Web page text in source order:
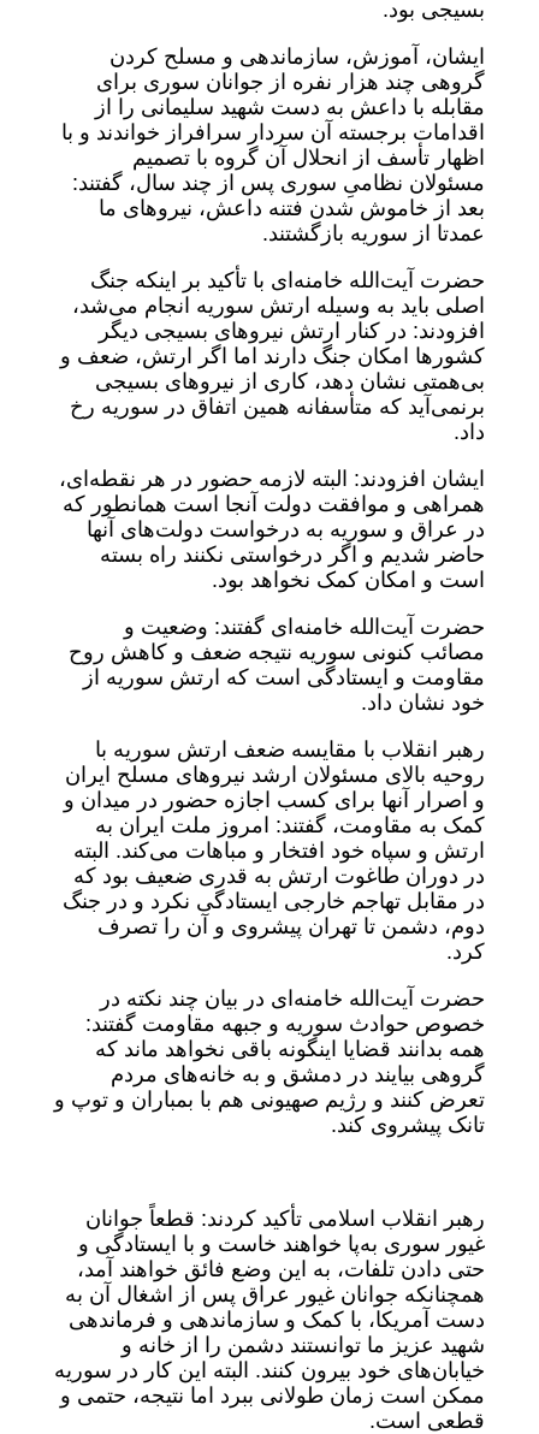
بسیجی بود.
ایشان، آموزش، سازماندهی و مسلح کردن
گروهی چند هزار نفره از جوانان سوری برای
مقابله با داعش به دست شهید سلیمانی را از
اقدامات برجسته آن سردار سرافراز خواندند و با
اظهار تأسف از انحلال آن گروه با تصمیم
مسئولان نظامیِ سوری پس از چند سال، گفتند:
بعد از خاموش شدن فتنه داعش، نیروهای ما
عمدتا از سوریه بازگشتند.
حضرت آیت‌الله خامنه‌ای با تأکید بر اینکه جنگ
اصلی باید به وسیله ارتش سوریه انجام می‌شد،
افزودند: در کنار ارتش نیروهای بسیجی دیگر
کشورها امکان جنگ دارند اما اگر ارتش، ضعف و
بی‌همتی نشان دهد، کاری از نیروهای بسیجی
برنمی‌آید که متأسفانه همین اتفاق در سوریه رخ
داد.
ایشان افزودند: البته لازمه حضور در هر نقطه‌ای،
همراهی و موافقت دولت آنجا است همانطور که
در عراق و سوریه به درخواست دولت‌های آنها
حاضر شدیم و اگر درخواستی نکنند راه بسته
است و امکان کمک نخواهد بود.
حضرت آیت‌الله خامنه‌ای گفتند: وضعیت و
مصائب کنونی سوریه نتیجه ضعف و کاهش روح
مقاومت و ایستادگی است که ارتش سوریه از
خود نشان داد.
رهبر انقلاب با مقایسه ضعف ارتش سوریه با
روحیه بالای مسئولان ارشد نیروهای مسلح ایران
و اصرار آنها برای کسب اجازه حضور در میدان و
کمک به مقاومت، گفتند: امروز ملت ایران به
ارتش و سپاه خود افتخار و مباهات می‌کند. البته
در دوران طاغوت ارتش به قدری ضعیف بود که
در مقابل تهاجم خارجی ایستادگی نکرد و در جنگ
دوم، دشمن تا تهران پیشروی و آن را تصرف
کرد.
حضرت آیت‌الله خامنه‌ای در بیان چند نکته در
خصوص حوادث سوریه و جبهه مقاومت گفتند:
همه بدانند قضایا اینگونه باقی نخواهد ماند که
گروهی بیایند در دمشق و به خانه‌های مردم
تعرض کنند و رژیم صهیونی هم با بمباران و توپ و
تانک پیشروی کند.
رهبر انقلاب اسلامی تأکید کردند: قطعاً جوانان
غیور سوری به‌پا خواهند خاست و با ایستادگی و
حتی دادن تلفات، به این وضع فائق خواهند آمد،
همچنانکه جوانان غیور عراق پس از اشغال آن به
دست آمریکا، با کمک و سازماندهی و فرماندهی
شهید عزیز ما توانستند دشمن را از خانه و
خیابان‌های خود بیرون کنند. البته این کار در سوریه
ممکن است زمان طولانی ببرد اما نتیجه، حتمی و
قطعی است.